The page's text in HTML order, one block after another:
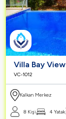
Villa Bay View
VC-1012
Kalkan Merkez
8 Kişi 4 Yatak